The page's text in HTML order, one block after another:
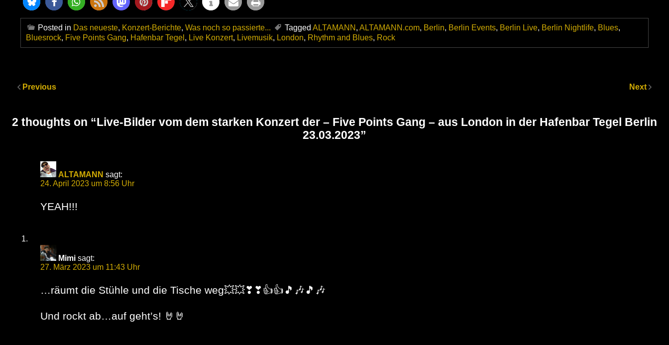
Posted in Das neueste, Konzert-Berichte, Was noch so passierte... Tagged ALTAMANN , ALTAMANN.com, Berlin, Berlin Events, Berlin Live, Berlin Nightlife, Blues,
Bluesrock, Five Points Gang, Hafenbar Tegel , Live Konzert, Livemusik, London, Rhythm and Blues, Rock
Previous Next
2 thoughts on “Live-Bilder vom dem starken Konzert der – Five Points Gang – aus London in der Hafenbar Tegel Berlin
23.03.2023”
ALTAMANN sagt:
24. April 2023 um 8:56 Uhr
YEAH!!!
Mimi sagt:
27. März 2023 um 11:43 Uhr
…räumt die Stühle und die Tische weg💥💥❣❣👍👍🎵🎶🎵🎶
Und rockt ab…auf geht’s! 🤘🤘